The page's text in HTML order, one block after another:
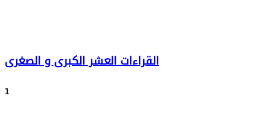
القراءات العشر الكبرى و الصغرى
1